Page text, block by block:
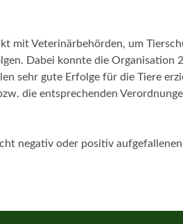
mit Veterinärbehörden, um
Dabei konnte die Organisation
sehr gute Erfolge für die Tiere
die entsprechenden
negativ oder positiv